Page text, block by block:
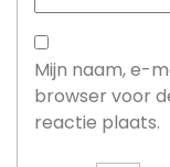
Mijn naam, e-
browser voor
reactie plaats.